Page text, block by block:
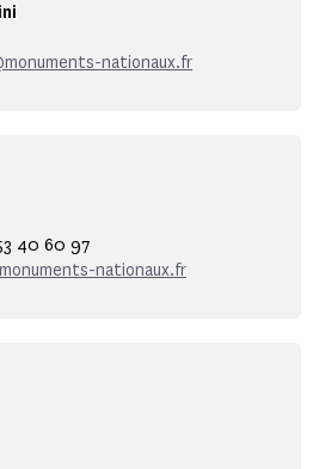
nationaux.fr
40 60 97
nationaux.fr